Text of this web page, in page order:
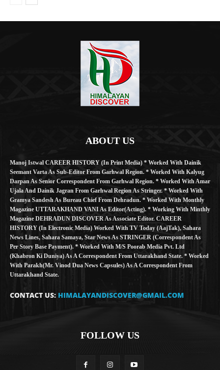
ABOUT US
Manoj Istwal CAREER HISTORY (in Print Media) * Worked With Dainik
Seemant Varta As Sub-Editor From Garhwal Region. * Worked With Kalyug
Darpan As Senior Correspondent From Garhwal Region. * Worked With Amar
Ujala And Dainik Jagran From Garhwal Region As Stringer. * Worked With
Gramya Sandesh As Bureau Chief From Dehradun. * Worked With Monthly
Magazine UTTARAKHAND VANI As Editor(Acting). * Working With Minthly
Magazine DEHRADUN DISCOVER As Associate Editor. CAREER
HISTORY (in Electronic Media) Worked With TV Today (AajTak), Sahara
News Lines, Sahara Samaya, Star News As STRINGER (Correspondent As
Per Story Base Payment). * Worked With M/S Poorab Media Pvt. Ltd
(Khabron Ki Duniya) As A Correspondent From Uttarakhand State. * Worked
With Parakh(Mr. Vinod Dua News Capsules) As A Correspondent From
Uttarakhand State.
CONTACT US: HIMALAYANDISCOVER@GMAIL.COM
FOLLOW US